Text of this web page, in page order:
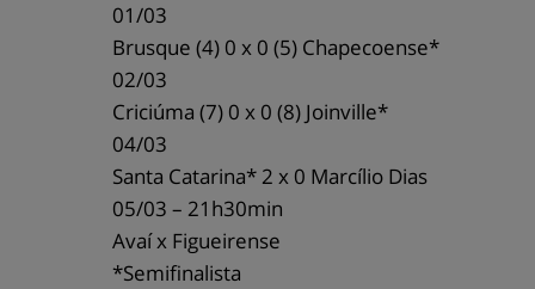
01/03
Brusque (4) 0 x 0 (5) Chapecoense*
02/03
Criciúma (7) 0 x 0 (8) Joinville*
04/03
Santa Catarina* 2 x 0 Marcílio Dias
05/03 – 21h30min
Avaí x Figueirense
*Semifinalista